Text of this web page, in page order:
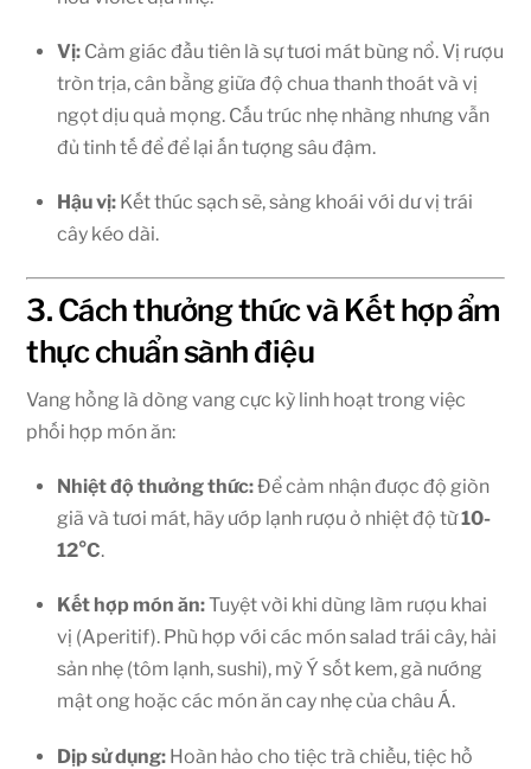
Vị: Cảm giác đầu tiên là sự tươi mát bùng nổ. Vị rượu
tròn trịa, cân bằng giữa độ chua thanh thoát và vị
ngọt dịu quả mọng. Cấu trúc nhẹ nhàng nhưng vẫn
đủ tinh tế để để lại ấn tượng sâu đậm.
Hậu vị: Kết thúc sạch sẽ, sảng khoái với dư vị trái
cây kéo dài.
3. Cách thưởng thức và Kết hợp ẩm
thực chuẩn sành điệu
Vang hồng là dòng vang cực kỳ linh hoạt trong việc
phối hợp món ăn:
Nhiệt độ thưởng thức:Để cảm nhận được độ giòn
giã và tươi mát, hãy ướp lạnh rượu ở nhiệt độ từ10-
12°C.
Kết hợp món ăn:Tuyệt vời khi dùng làm rượu khai
vị (Aperitif). Phù hợp với các món salad trái cây, hải
sản nhẹ (tôm lạnh, sushi), mỳ Ý sốt kem, gà nướng
mật ong hoặc các món ăn cay nhẹ của châu Á.
Dịp sử dụng: Hoàn hảo cho tiệc trà chiều, tiệc hồ